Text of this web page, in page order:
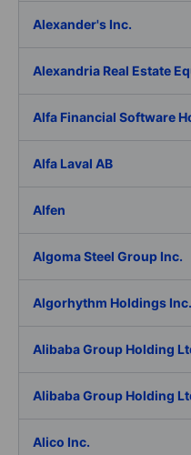
Alexander's Inc.
Alexandria Real Estate
Alfa Financial Software
Alfa Laval AB
Alfen
Algoma Steel Group Inc.
Algorhythm Holdings Inc.
Alibaba Group Holding
Alibaba Group Holding
Alico Inc.